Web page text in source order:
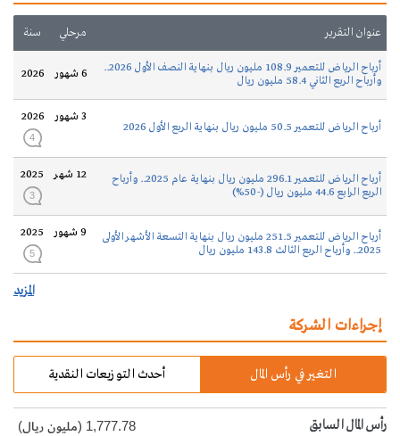
عنوان التقرير مرحلي سنة
أرباح الرياض للتعمير 108.9 مليون ريال بنهاية النصف الأول 2026..
وأرباح الربع الثاني 58.4 مليون ريال
6 شهور 2026
أرباح الرياض للتعمير 50.5 مليون ريال بنهاية الربع الأول 2026
3 شهور 2026
4
أرباح الرياض للتعمير 296.1 مليون ريال بنهاية عام 2025.. وأرباح
الربع الرابع 44.6 مليون ريال (-50%)
12 شهر 2025
3
أرباح الرياض للتعمير 251.5 مليون ريال بنهاية التسعة الأشهر الأولى
2025.. وأرباح الربع الثالث 143.8 مليون ريال
9 شهور 2025
5
المزيد
إجراءات الشركة
التغير في رأس المال أحدث التوزيعات النقدية
رأس المال السابق 1,777.78 (مليون ريال)